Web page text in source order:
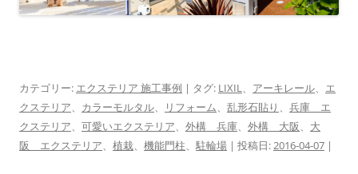
カテゴリー: エクステリア 施工事例 | タグ: LIXIL、 アーキレール、 エ
クステリア、 カラーモルタル、 リフォーム、 乱形石貼り 、 兵庫 エ
クステリア、 可愛いエクステリア、 外構 兵庫、 外構 大阪、 大
阪 エクステリア、 植栽、 機能門柱、 駐輪場 | 投稿日:2016-04-07 |